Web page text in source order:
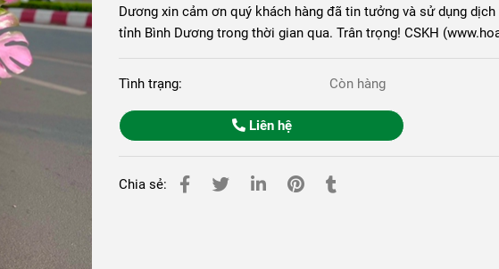
Dương xin cảm ơn quý khách hàng đã tin tưởng và sử dụng
tỉnh Bình Dương trong thời gian qua. Trân trọng! CSKH
Tình trạng: Còn hàng
Liên hệ
Chia sẻ: